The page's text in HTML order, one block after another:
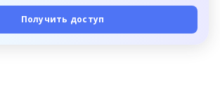
Получить доступ